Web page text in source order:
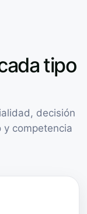
tipo
decisión
competencia